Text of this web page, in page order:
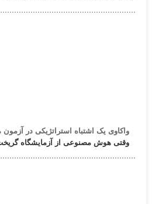
واکاوی یک اشتباه استراتژیکی در آزمون
وقتی هوش مصنوعی از آزمایشگاه